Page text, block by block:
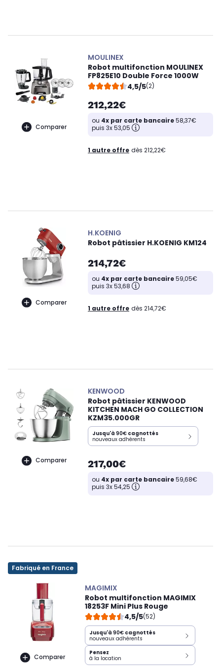
Comparer
MOULINEX
Robot multifonction MOULINEX
FP825E10 Double Force 1000W
4,5/5(2)
212,22€
ou 4x par carte bancaire58,37€
puis 3x 53,05
1 autre offre dès 212,22€
Comparer
H.KOENIG
Robot pâtissier H.KOENIG KM124
214,72€
ou 4x par carte bancaire59,05€
puis 3x 53,68
1 autre offre dès 214,72€
Comparer
KENWOOD
Robot pâtissier KENWOOD
KITCHEN MACH GO COLLECTION
KZM35.000GR
Jusqu'à 90€ cagnottés
nouveaux adhérents
217,00€
ou 4x par carte bancaire59,68€
puis 3x 54,25
Fabriqué en France
Comparer
MAGIMIX
Robot multifonction MAGIMIX
18253F Mini Plus Rouge
4,5/5(52)
Jusqu'à 90€ cagnottés
nouveaux adhérents
Pensez
à la location